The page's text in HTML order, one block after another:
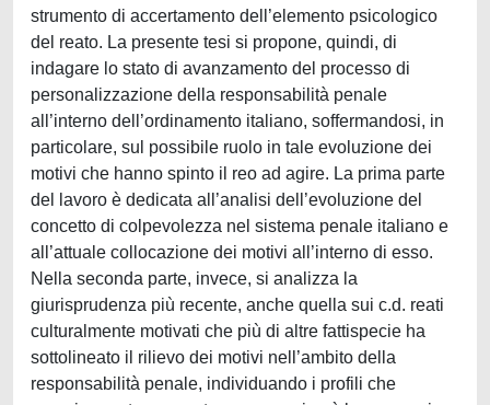
strumento di accertamento dell’elemento psicologico
del reato. La presente tesi si propone, quindi, di
indagare lo stato di avanzamento del processo di
personalizzazione della responsabilità penale
all’interno dell’ordinamento italiano, soffermandosi, in
particolare, sul possibile ruolo in tale evoluzione dei
motivi che hanno spinto il reo ad agire. La prima parte
del lavoro è dedicata all’analisi dell’evoluzione del
concetto di colpevolezza nel sistema penale italiano e
all’attuale collocazione dei motivi all’interno di esso.
Nella seconda parte, invece, si analizza la
giurisprudenza più recente, anche quella sui c.d. reati
culturalmente motivati che più di altre fattispecie ha
sottolineato il rilievo dei motivi nell’ambito della
responsabilità penale, individuando i profili che